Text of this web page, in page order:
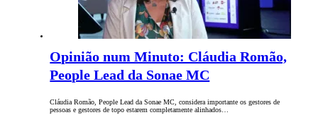
Opinião num Minuto: Cláudia Romão,
People Lead da Sonae MC
Cláudia Romão, People Lead da Sonae MC, considera importante os gestores de
pessoas e gestores de topo estarem completamente alinhados…